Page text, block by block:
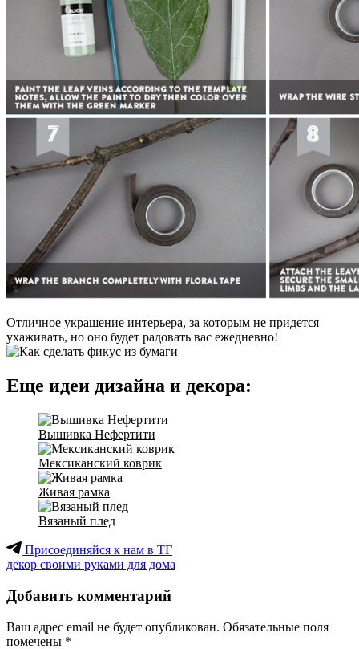
Отличное украшение интерьера, за которым не придется
ухаживать, но оно будет радовать вас ежедневно!
Еще идеи дизайна и декора:
Вышивка Нефертити
Мексиканский коврик
Живая рамка
Вязаный плед
Присоединяйся к нам в ТГ
декор своими руками для дома
Добавить комментарий
Ваш адрес email не будет опубликован. Обязательные поля
помечены *